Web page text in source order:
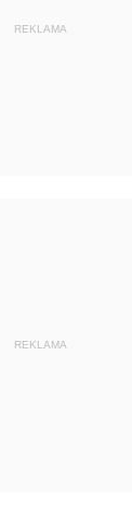
REKLAMA
REKLAMA